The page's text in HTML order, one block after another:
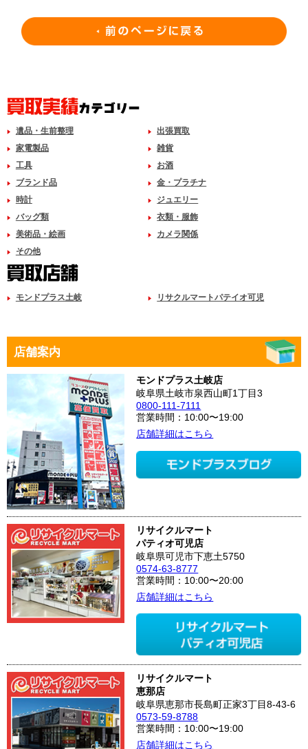
遺品・生前整理
出張買取
家電製品
雑貨
工具
お酒
ブランド品
金・プラチナ
時計
ジュエリー
バッグ類
衣類・服飾
美術品・絵画
カメラ関係
その他
モンドプラス土岐 リサクルマートパテイオ可児
店舗案内
モンドプラス土岐店
岐阜県土岐市泉西山町1丁目3
0800-111-7111
営業時間：10:00〜19:00
店舗詳細はこちら
リサイクルマート
パティオ可児店
岐阜県可児市下恵土5750
0574-63-8777
営業時間：10:00〜20:00
店舗詳細はこちら
リサイクルマート
恵那店
岐阜県恵那市長島町正家3丁目8-43-6
0573-59-8788
営業時間：10:00〜19:00
店舗詳細はこちら